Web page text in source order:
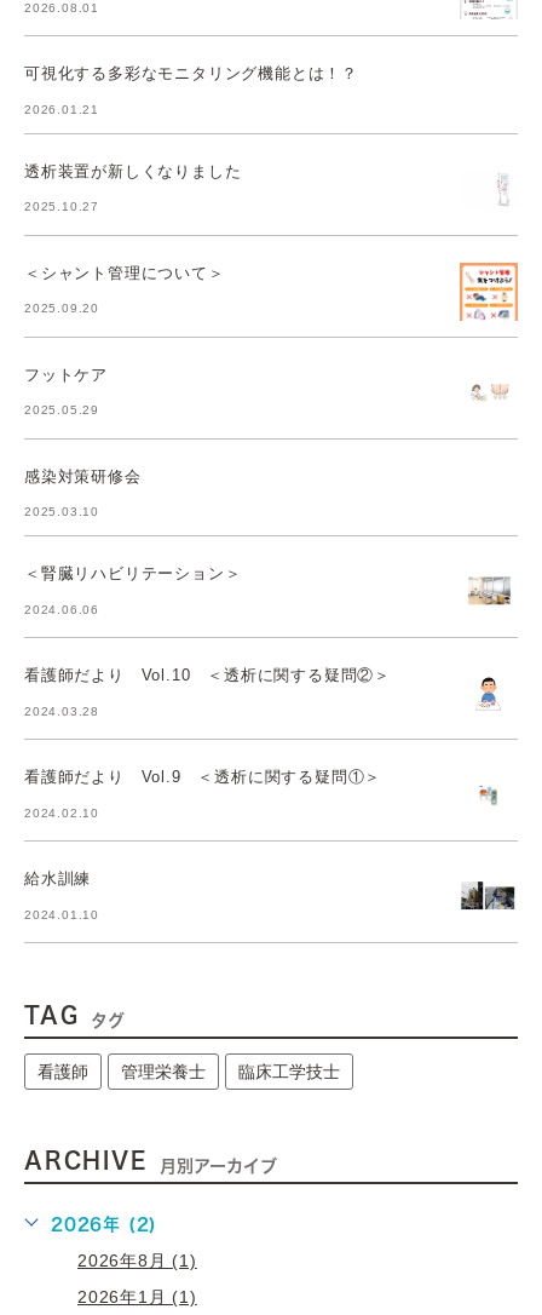
2026.08.01
可視化する多彩なモニタリング機能とは！？
2026.01.21
透析装置が新しくなりました
2025.10.27
＜シャント管理について＞
2025.09.20
フットケア
2025.05.29
感染対策研修会
2025.03.10
＜腎臓リハビリテーション＞
2024.06.06
看護師だより Vol.10 ＜透析に関する疑問②＞
2024.03.28
看護師だより Vol.9 ＜透析に関する疑問①＞
2024.02.10
給水訓練
2024.01.10
TAG タグ
看護師 管理栄養士 臨床工学技士
ARCHIVE 月別アーカイブ
2026年 (2)
2026年8月 (1)
2026年1月 (1)